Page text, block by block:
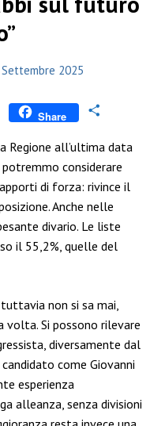
2025
Copy
Share
Regione all’ultima data
considerare
di forza: rivince il
Anche nelle
divario. Le liste
il 55,2%, quelle del
non si sa mai,
volta. Si possono rilevare
diversamente dal
come Giovanni
esperienza
alleanza, senza divisioni